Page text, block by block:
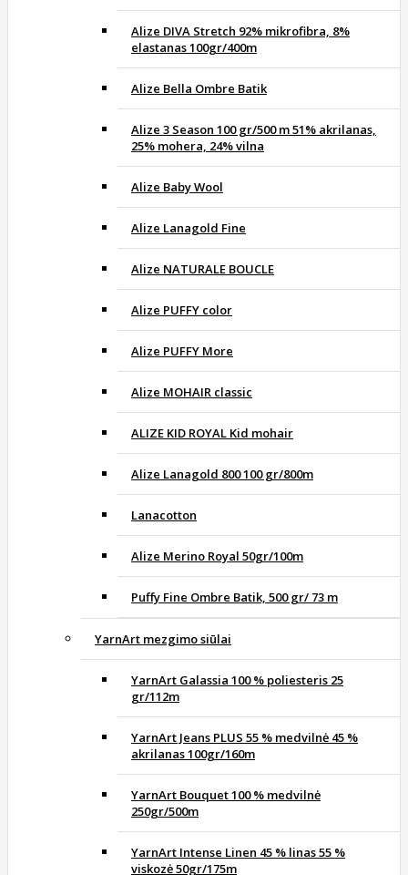
Alize DIVA Stretch 92% mikrofibra, 8%
elastanas 100gr/400m
Alize Bella Ombre Batik
Alize 3 Season 100 gr/500 m 51% akrilanas,
25% mohera, 24% vilna
Alize Baby Wool
Alize Lanagold Fine
Alize NATURALE BOUCLE
Alize PUFFY color
Alize PUFFY More
Alize MOHAIR classic
ALIZE KID ROYAL Kid mohair
Alize Lanagold 800 100 gr/800m
Lanacotton
Alize Merino Royal 50gr/100m
Puffy Fine Ombre Batik, 500 gr/ 73 m
YarnArt mezgimo siūlai
YarnArt Galassia 100 % poliesteris 25
gr/112m
YarnArt Jeans PLUS 55 % medvilnė 45 %
akrilanas 100gr/160m
YarnArt Bouquet 100 % medvilnė
250gr/500m
YarnArt Intense Linen 45 % linas 55 %
viskozė 50gr/175m